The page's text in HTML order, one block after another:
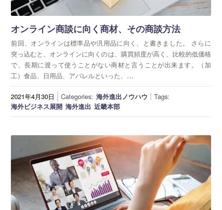
オンライン商談に向く商材、その商談方法
前回、オンラインは標準品や汎用品に向く、と書きました。 さらに
突っ込むと、オンラインに向くのは、購買頻度が高く、比較的低価格
で、長期に渡って使うことがない商材と言うことが出来ます。（加
工）食品、日用品、アパレルといった、…
2021年4月30日 Categories: 海外進出ノウハウ
Tags:
海外ビジネス展開 海外進出 近畿本部